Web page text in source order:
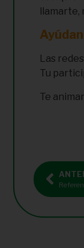
llamarte,
Las
Tu
Te